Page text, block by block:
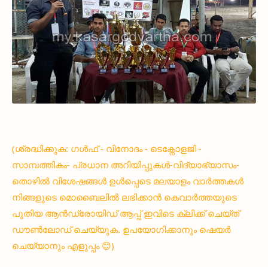
(ശ്രദ്ധിക്കുക: ഗൾഫ് - വിനോദം - ടെക്നോളജി -
സാമ്പത്തികം- പ്രധാന അറിയിപ്പുകൾ-വിദ്യാഭ്യാസം-
തൊഴിൽ വിശേഷങ്ങൾ ഉൾപ്പെടെ മലയാളം വാർത്തകൾ
നിങ്ങളുടെ മൊബൈലിൽ ലഭിക്കാൻ കെവാർത്തയുടെ
പുതിയ ആൻഡ്രോയിഡ് ആപ്പ് ഇവിടെ ക്ലിക്ക് ചെയ്ത്
ഡൗൺലോഡ് ചെയ്യുക. ഉപയോഗിക്കാനും ഷെയർ
ചെയ്യാനും എളുപ്പം 😊)